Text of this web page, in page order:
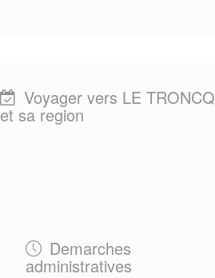
Voyager vers LE TRONCQ
et sa region
Demarches
administratives